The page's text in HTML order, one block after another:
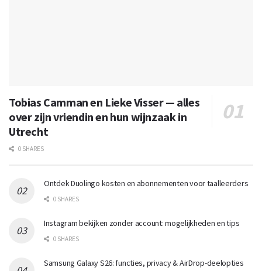
Tobias Camman en Lieke Visser — alles
over zijn vriendin en hun wijnzaak in
Utrecht
0 SHARES
Ontdek Duolingo kosten en abonnementen voor taalleerders
0 SHARES
Instagram bekijken zonder account: mogelijkheden en tips
0 SHARES
Samsung Galaxy S26: functies, privacy & AirDrop-deelopties